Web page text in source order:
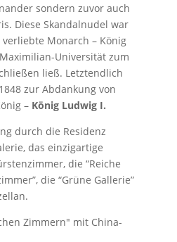
sondern zuvor auch
Diese Skandalnudel war
Monarch – König
Universität zum
ließ. Letztendlich
zur Abdankung von
– König Ludwig I.
durch die Residenz
das einzigartige
die “Reiche
die “Grüne Gallerie”